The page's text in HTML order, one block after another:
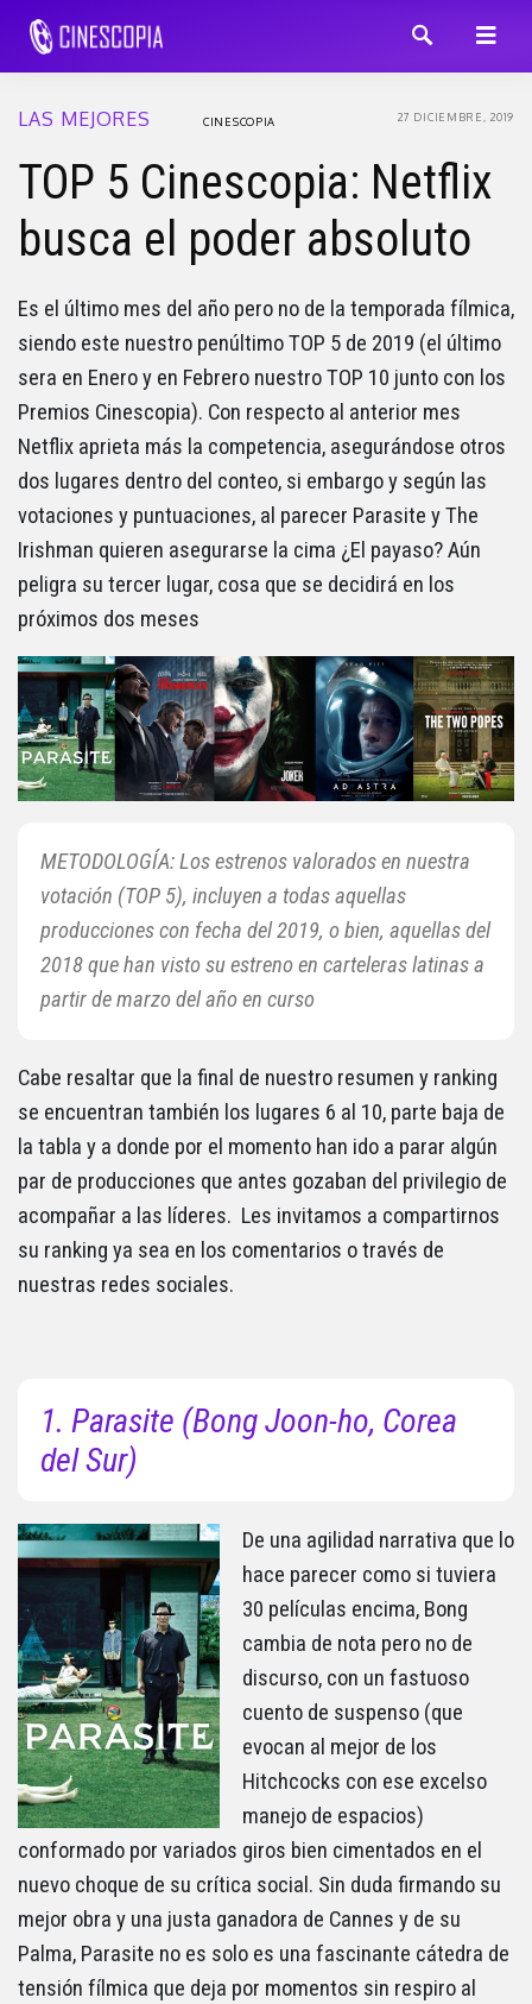
LAS MEJORES 27 DICIEMBRE, 2019
CINESCOPIA
TOP 5 Cinescopia: Netflix
busca el poder absoluto
Es el último mes del año pero no de la temporada fílmica,
siendo este nuestro penúltimo TOP 5 de 2019 (el último
sera en Enero y en Febrero nuestro TOP 10 junto con los
Premios Cinescopia). Con respecto al anterior mes
Netflix aprieta más la competencia, asegurándose otros
dos lugares dentro del conteo, si embargo y según las
votaciones y puntuaciones, al parecer Parasite y The
Irishman quieren asegurarse la cima ¿El payaso? Aún
peligra su tercer lugar, cosa que se decidirá en los
próximos dos meses
METODOLOGÍA: Los estrenos valorados en nuestra
votación (TOP 5), incluyen a todas aquellas
producciones con fecha del 2019, o bien, aquellas del
2018 que han visto su estreno en carteleras latinas a
partir de marzo del año en curso
Cabe resaltar que la final de nuestro resumen y ranking
se encuentran también los lugares 6 al 10, parte baja de
la tabla y a donde por el momento han ido a parar algún
par de producciones que antes gozaban del privilegio de
acompañar a las líderes. Les invitamos a compartirnos
su ranking ya sea en los comentarios o través de
nuestras redes sociales.
1. Parasite (Bong Joon-ho, Corea
del Sur)
De una agilidad narrativa que lo
hace parecer como si tuviera
30 películas encima, Bong
cambia de nota pero no de
discurso, con un fastuoso
cuento de suspenso (que
evocan al mejor de los
Hitchcocks con ese excelso
manejo de espacios)
conformado por variados giros bien cimentados en el
nuevo choque de su crítica social. Sin duda firmando su
mejor obra y una justa ganadora de Cannes y de su
Palma, Parasite no es solo es una fascinante cátedra de
tensión fílmica que deja por momentos sin respiro al